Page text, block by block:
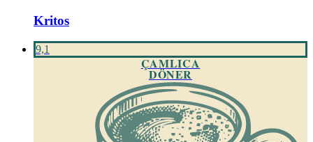
Kritos
9,1
ÇAMLICA
DÖNER